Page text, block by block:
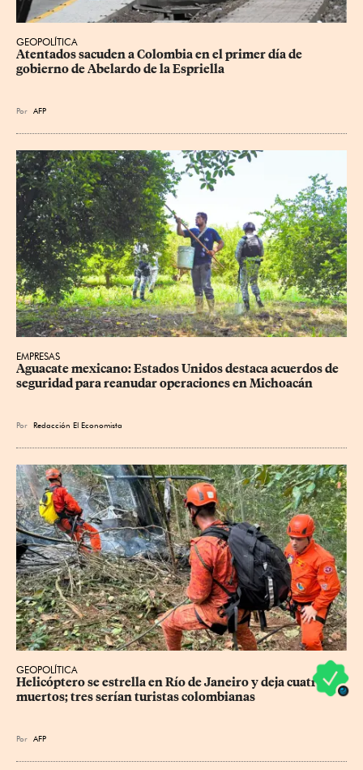
GEOPOLÍTICA
Atentados sacuden a Colombia en el primer día de
gobierno de Abelardo de la Espriella
Por AFP
EMPRESAS
Aguacate mexicano: Estados Unidos destaca acuerdos de
seguridad para reanudar operaciones en Michoacán
Por Redacción El Economista
GEOPOLÍTICA
Helicóptero se estrella en Río de Janeiro y deja cuatro
muertos; tres serían turistas colombianas
Por AFP